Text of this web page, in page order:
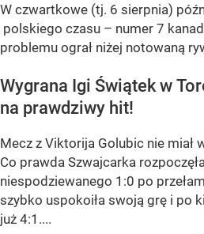
W czwartkowe (tj. 6 sierpnia)
polskiego czasu – numer 7
problemu ograł niżej notowaną
Wygrana Igi Świątek w
na prawdziwy hit!
Mecz z Viktorija Golubic nie miał
Co prawda Szwajcarka
niespodziewanego 1:0 po
szybko uspokoiła swoją grę i po
już 4:1....